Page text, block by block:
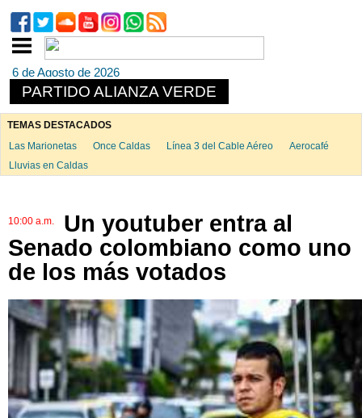
6 de Agosto de 2026
PARTIDO ALIANZA VERDE
TEMAS DESTACADOS
Las Marionetas
Once Caldas Línea 3 del Cable Aéreo
Aerocafé
Lluvias en Caldas
10:00 a.m.
Un youtuber entra al
Senado colombiano como uno
de los más votados